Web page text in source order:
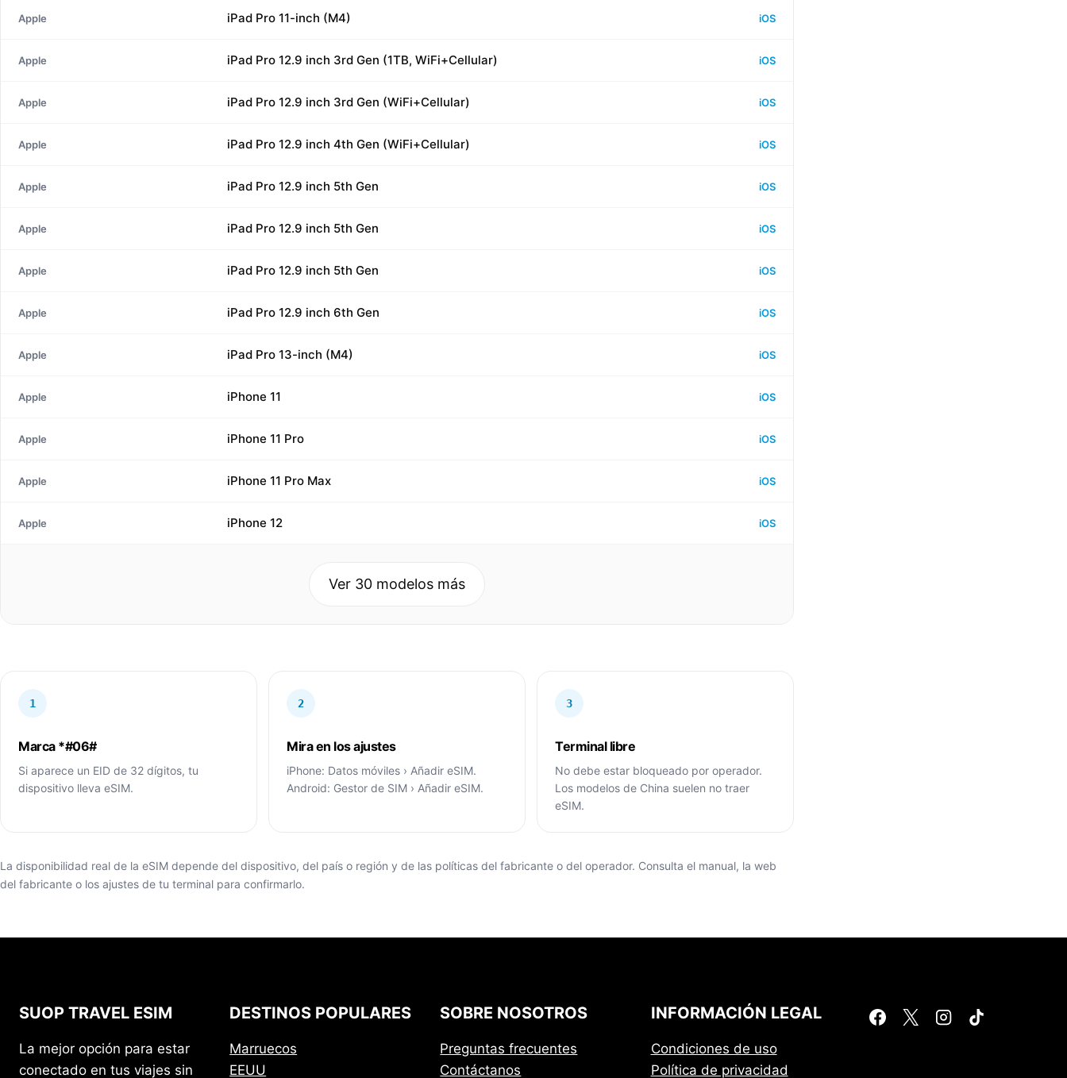
Apple iPad Pro 11-inch (M4) iOS
Apple iPad Pro 12.9 inch 3rd Gen (1TB, WiFi+Cellular) iOS
Apple iPad Pro 12.9 inch 3rd Gen (WiFi+Cellular) iOS
Apple iPad Pro 12.9 inch 4th Gen (WiFi+Cellular) iOS
Apple iPad Pro 12.9 inch 5th Gen iOS
Apple iPad Pro 12.9 inch 5th Gen iOS
Apple iPad Pro 12.9 inch 5th Gen iOS
Apple iPad Pro 12.9 inch 6th Gen iOS
Apple iPad Pro 13-inch (M4) iOS
Apple iPhone 11 iOS
Apple iPhone 11 Pro iOS
Apple iPhone 11 Pro Max iOS
Apple iPhone 12 iOS
Ver 30 modelos más
1
Marca *#06#
Si aparece un EID de 32 dígitos, tu
dispositivo lleva eSIM.
2
Mira en los ajustes
iPhone: Datos móviles › Añadir eSIM.
Android: Gestor de SIM › Añadir eSIM.
3
Terminal libre
No debe estar bloqueado por operador.
Los modelos de China suelen no traer
eSIM.
La disponibilidad real de la eSIM depende del dispositivo, del país o región y de las políticas del fabricante o del operador. Consulta el manual, la web
del fabricante o los ajustes de tu terminal para confirmarlo.
SUOP TRAVEL ESIM
La mejor opción para estar
conectado en tus viajes sin
DESTINOS POPULARES
Marruecos
EEUU
SOBRE NOSOTROS
Preguntas frecuentes
Contáctanos
INFORMACIÓN LEGAL
Condiciones de uso
Política de privacidad